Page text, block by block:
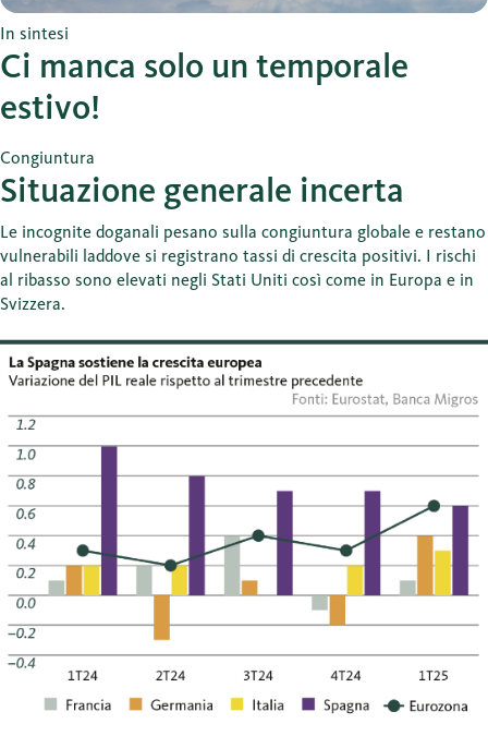
In sintesi
Ci manca solo un temporale
estivo!
Congiuntura
Situazione generale incerta
Le incognite doganali pesano sulla congiuntura globale e restano
vulnerabili laddove si registrano tassi di crescita positivi. I rischi
al ribasso sono elevati negli Stati Uniti così come in Europa e in
Svizzera.